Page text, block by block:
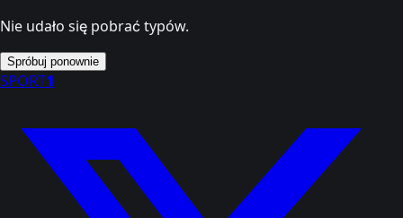
Nie udało się pobrać typów.
Spróbuj ponownie
SPORT1